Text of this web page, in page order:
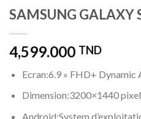
SAMSUNG GALAXY
4,599.000 TND
Ecran:6.9 » FHD+
Dimension:3200×1440
Android:System